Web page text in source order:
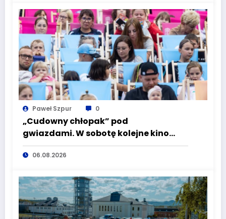
Paweł Szpur 0
„Cudowny chłopak” pod
gwiazdami. W sobotę kolejne kino
plenerowe w Aqua Zdroju
06.08.2026